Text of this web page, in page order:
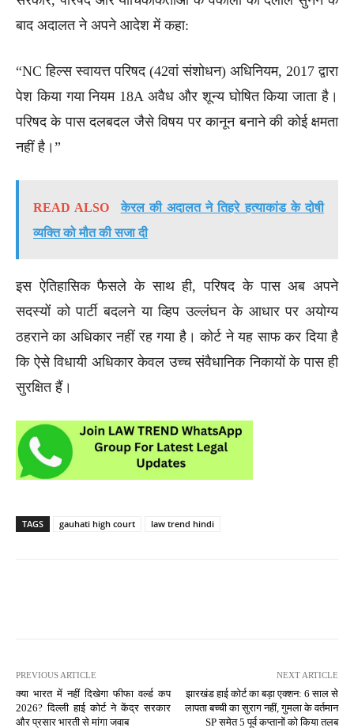
बाद अदालत ने अपने आदेश में कहा:
“NC हिल्स स्वायत्त परिषद (42वां संशोधन) अधिनियम, 2017 द्वारा
पेश किया गया नियम 18A अवैध और शून्य घोषित किया जाता है।
परिषद के पास दलबदल जैसे विषय पर कानून बनाने की कोई क्षमता
नहीं है।”
READ ALSO
केरल की अदालत ने तिहरे हत्याकांड के दोषी
व्यक्ति को मौत की सजा दी
इस ऐतिहासिक फैसले के साथ ही, परिषद के पास अब अपने
सदस्यों को पार्टी बदलने या व्हिप उल्लंघन के आधार पर अयोग्य
ठहराने का अधिकार नहीं रह गया है। कोर्ट ने यह साफ कर दिया है
कि ऐसे विधायी अधिकार केवल उच्च संवैधानिक निकायों के पास ही
सुरक्षित हैं।
TAGS gauhati high court law trend hindi
PREVIOUS ARTICLE
क्या भारत में नहीं दिखेगा फीफा वर्ल्ड कप
2026? दिल्ली हाई कोर्ट ने केंद्र सरकार
और प्रसार भारती से मांगा जवाब
NEXT ARTICLE
झारखंड हाई कोर्ट का बड़ा एक्शन: 6 साल से
लापता बच्ची का सुराग नहीं, गुमला के वर्तमान
SP समेत 5 पूर्व कप्तानों को किया तलब